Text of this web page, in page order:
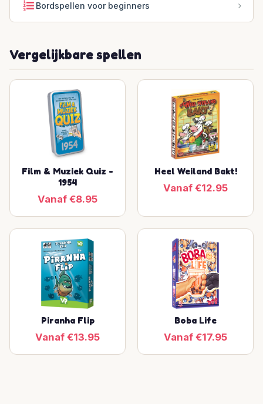
Bordspellen voor beginners
Vergelijkbare spellen
Film & Muziek Quiz -
1954
Vanaf €8.95
Heel Weiland Bakt!
Vanaf €12.95
Piranha Flip
Vanaf €13.95
Boba Life
Vanaf €17.95